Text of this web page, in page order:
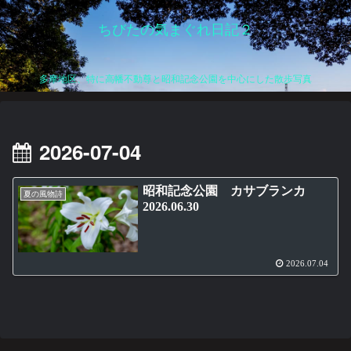
ちびたの気まぐれ日記２
多摩地区、特に高幡不動尊と昭和記念公園を中心にした散歩写真
2026-07-04
夏の風物詩
昭和記念公園 カサブランカ
2026.06.30
2026.07.04